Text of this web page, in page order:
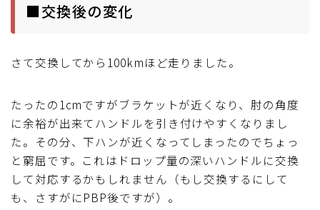
■交換後の変化
さて交換してから100kmほど走りました。
たったの1cmですがブラケットが近くなり、肘の角度
に余裕が出来てハンドルを引き付けやすくなりまし
た。その分、下ハンが近くなってしまったのでちょっ
と窮屈です。これはドロップ量の深いハンドルに交換
して対応するかもしれません（もし交換するにして
も、さすがにPBP後ですが）。